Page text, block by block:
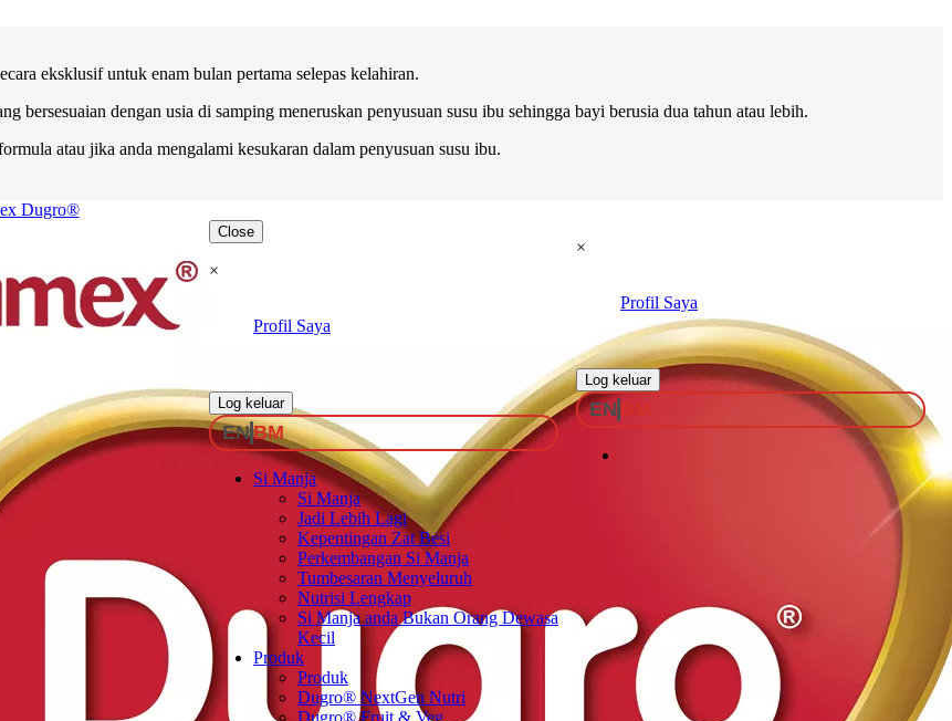
eksklusif untuk enam bulan pertama selepas kelahiran.
bersesuaian dengan usia di samping meneruskan penyusuan susu ibu sehingga bayi berusia dua tahun atau lebih.
atau jika anda mengalami kesukaran dalam penyusuan susu ibu.
Dugro®
Close
×
Profil Saya
Log keluar
ENBM
Si Manja
Si Manja
Jadi Lebih Lagi
Kepentingan Zat Besi
Perkembangan Si Manja
Tumbesaran Menyeluruh
Nutrisi Lengkap
Si Manja anda Bukan Orang Dewasa
Kecil
Produk
Produk
Dugro® NextGen Nutri
Dugro® Fruit & Veg
×
Profil Saya
Log keluar
EN